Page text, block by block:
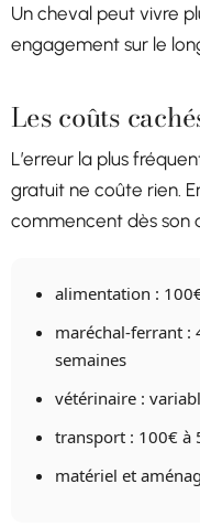
Un cheval peut vivre
engagement sur le
Les coûts
L’erreur la plus
gratuit ne coûte rien.
commencent dès son
alimentation :
maréchal-ferrant :
semaines
vétérinaire :
transport : 100€ à
matériel et